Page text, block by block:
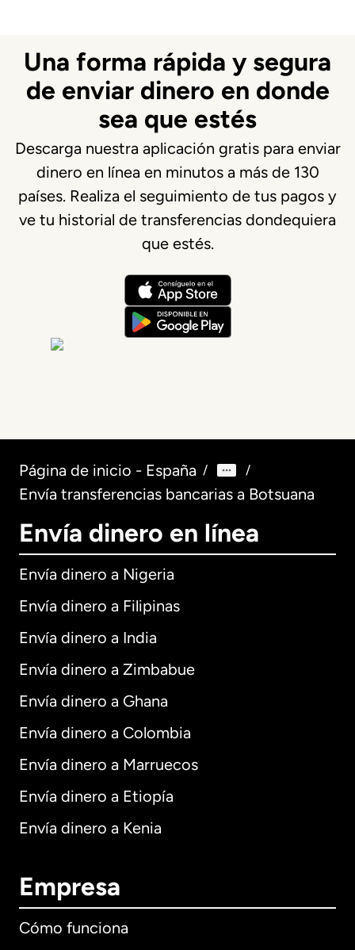
Una forma rápida y segura
de enviar dinero en donde
sea que estés
Descarga nuestra aplicación gratis para enviar
dinero en línea en minutos a más de 130
países. Realiza el seguimiento de tus pagos y
ve tu historial de transferencias dondequiera
que estés.
Página de inicio - España / /
Envía transferencias bancarias a Botsuana
Envía dinero en línea
Envía dinero a Nigeria
Envía dinero a Filipinas
Envía dinero a India
Envía dinero a Zimbabue
Envía dinero a Ghana
Envía dinero a Colombia
Envía dinero a Marruecos
Envía dinero a Etiopía
Envía dinero a Kenia
Empresa
Cómo funciona